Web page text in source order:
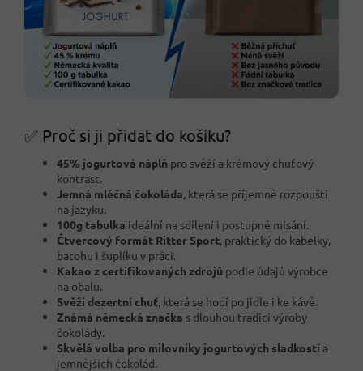
✅ Proč si ji přidat do košíku?
45% jogurtová náplň pro svěží a krémový chuťový
kontrast.
Jemná mléčná čokoláda, která se příjemně rozpouští
na jazyku.
100g tabulka ideální na sdílení i postupné mlsání.
Čtvercový formát Ritter Sport, praktický do kabelky,
batohu i šuplíku v práci.
Kakao z certifikovaných zdrojů podle údajů výrobce
na obalu.
Svěží dezertní chuť, která se hodí po jídle i ke kávě.
Známá německá značka s dlouhou tradicí výroby
čokolády.
Skvělá volba pro milovníky jogurtových sladkostí a
jemnějších čokolád.